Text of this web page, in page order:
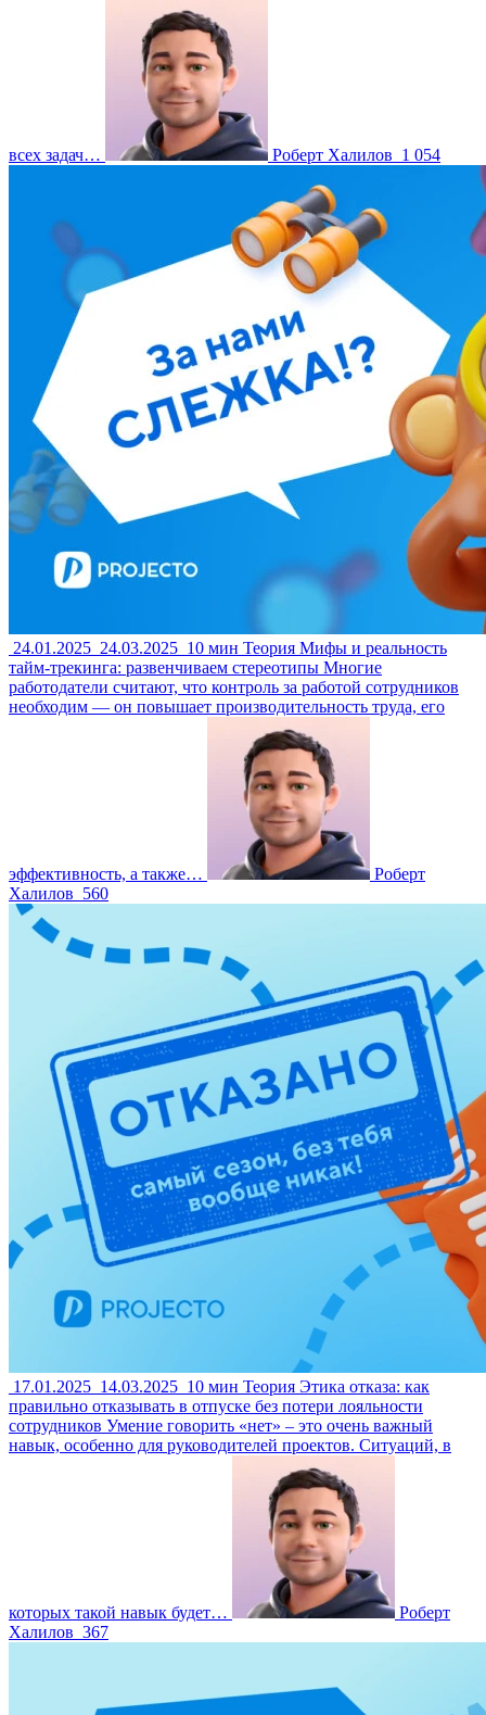
всех задач… Роберт Халилов 1 054
24.01.2025 24.03.2025 10 мин Теория Мифы и реальность
тайм-трекинга: развенчиваем стереотипы Многие
работодатели считают, что контроль за работой сотрудников
необходим — он повышает производительность труда, его
эффективность, а также…
Роберт
Халилов 560
17.01.2025 14.03.2025 10 мин Теория Этика отказа: как
правильно отказывать в отпуске без потери лояльности
сотрудников Умение говорить «нет» – это очень важный
навык, особенно для руководителей проектов. Ситуаций, в
которых такой навык будет…
Роберт
Халилов 367